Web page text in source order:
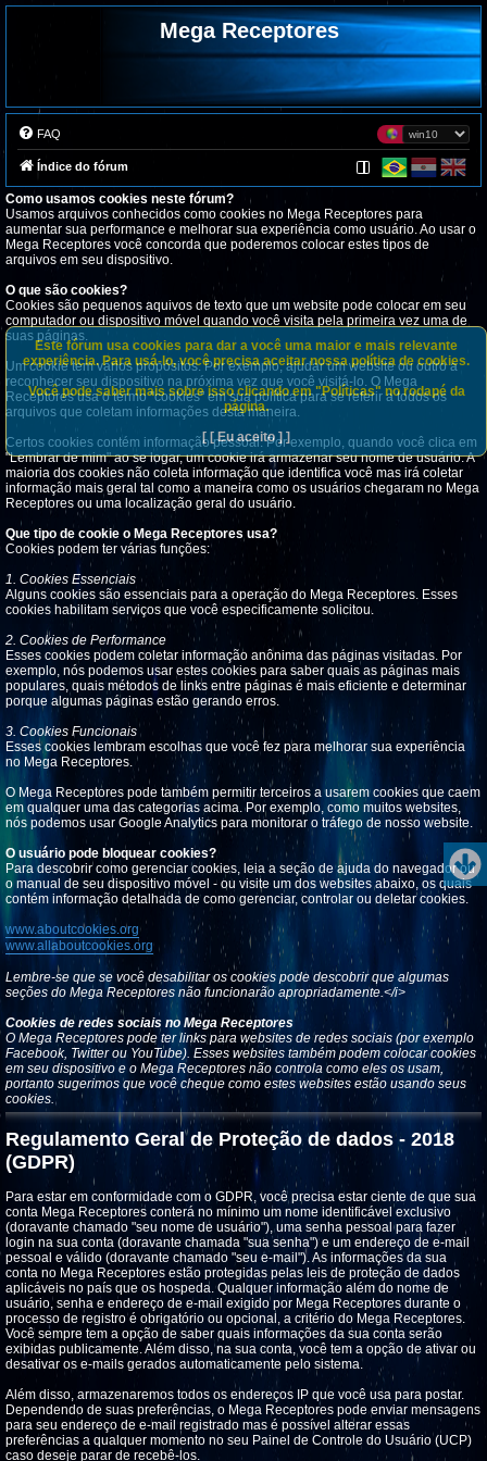
Mega Receptores
FAQ
Índice do fórum
Como usamos cookies neste fórum?
Usamos arquivos conhecidos como cookies no Mega Receptores para
aumentar sua performance e melhorar sua experiência como usuário. Ao usar o
Mega Receptores você concorda que poderemos colocar estes tipos de
arquivos em seu dispositivo.
O que são cookies?
Cookies são pequenos aquivos de texto que um website pode colocar em seu
computador ou dispositivo móvel quando você visita pela primeira vez uma de
suas páginas.
Um cookie tem vários propósitos. Por exemplo, ajudar um website ou outro a
reconhecer seu dispositivo na próxima vez que você visitá-lo. O Mega
Receptores usa o termo "cookies" em sua política para se referir a todos os
arquivos que coletam informações desta maneira.
Certos cookies contém informação pessoal. Por exemplo, quando você clica em
"Lembrar de mim" ao se logar, um cookie irá armazenar seu nome de usuário. A
maioria dos cookies não coleta informação que identifica você mas irá coletar
informação mais geral tal como a maneira como os usuários chegaram no Mega
Receptores ou uma localização geral do usuário.
Que tipo de cookie o Mega Receptores usa?
Cookies podem ter várias funções:
1. Cookies Essenciais
Alguns cookies são essenciais para a operação do Mega Receptores. Esses
cookies habilitam serviços que você especificamente solicitou.
2. Cookies de Performance
Esses cookies podem coletar informação anônima das páginas visitadas. Por
exemplo, nós podemos usar estes cookies para saber quais as páginas mais
populares, quais métodos de links entre páginas é mais eficiente e determinar
porque algumas páginas estão gerando erros.
3. Cookies Funcionais
Esses cookies lembram escolhas que você fez para melhorar sua experiência
no Mega Receptores.
O Mega Receptores pode também permitir terceiros a usarem cookies que caem
em qualquer uma das categorias acima. Por exemplo, como muitos websites,
nós podemos usar Google Analytics para monitorar o tráfego de nosso website.
O usuário pode bloquear cookies?
Para descobrir como gerenciar cookies, leia a seção de ajuda do navegador ou
o manual de seu dispositivo móvel - ou visite um dos websites abaixo, os quais
contém informação detalhada de como gerenciar, controlar ou deletar cookies.
www.aboutcookies.org
www.allaboutcookies.org
Lembre-se que se você desabilitar os cookies pode descobrir que algumas
seções do Mega Receptores não funcionarão apropriadamente.</i>
Cookies de redes sociais no Mega Receptores
O Mega Receptores pode ter links para websites de redes sociais (por exemplo
Facebook, Twitter ou YouTube). Esses websites também podem colocar cookies
em seu dispositivo e o Mega Receptores não controla como eles os usam,
portanto sugerimos que você cheque como estes websites estão usando seus
cookies.
Regulamento Geral de Proteção de dados - 2018
(GDPR)
Para estar em conformidade com o GDPR, você precisa estar ciente de que sua
conta Mega Receptores conterá no mínimo um nome identificável exclusivo
(doravante chamado "seu nome de usuário"), uma senha pessoal para fazer
login na sua conta (doravante chamada "sua senha") e um endereço de e-mail
pessoal e válido (doravante chamado "seu e-mail"). As informações da sua
conta no Mega Receptores estão protegidas pelas leis de proteção de dados
aplicáveis ​​no país que os hospeda. Qualquer informação além do nome de
usuário, senha e endereço de e-mail exigido por Mega Receptores durante o
processo de registro é obrigatório ou opcional, a critério do Mega Receptores.
Você sempre tem a opção de saber quais informações da sua conta serão
exibidas publicamente. Além disso, na sua conta, você tem a opção de ativar ou
desativar os e-mails gerados automaticamente pelo sistema.
Além disso, armazenaremos todos os endereços IP que você usa para postar.
Dependendo de suas preferências, o Mega Receptores pode enviar mensagens
para seu endereço de e-mail registrado mas é possível alterar essas
preferências a qualquer momento no seu Painel de Controle do Usuário (UCP)
caso deseje parar de recebê-los.
Este fórum usa cookies para dar a você uma maior e mais relevante
experiência. Para usá-lo, você precisa aceitar nossa política de cookies.
Você pode saber mais sobre isso clicando em "Políticas" no rodapé da
página.
[ [ Eu aceito ] ]